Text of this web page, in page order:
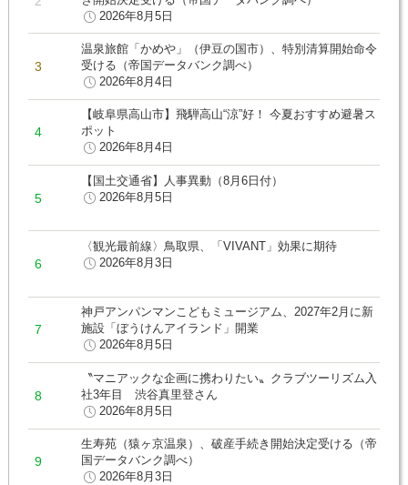
2026年8月5日
温泉旅館「かめや」（伊豆の国市）、特別清算開始命令
受ける（帝国データバンク調べ）
2026年8月4日
【岐阜県高山市】飛騨高山“涼”好！ 今夏おすすめ避暑ス
ポット
2026年8月4日
【国土交通省】人事異動（8月6日付）
2026年8月5日
〈観光最前線〉鳥取県、「VIVANT」効果に期待
2026年8月3日
神戸アンパンマンこどもミュージアム、2027年2月に新
施設「ぼうけんアイランド」開業
2026年8月5日
〝マニアックな企画に携わりたい〟クラブツーリズム入
社3年目 渋谷真里登さん
2026年8月5日
生寿苑（猿ヶ京温泉）、破産手続き開始決定受ける（帝
国データバンク調べ）
2026年8月3日